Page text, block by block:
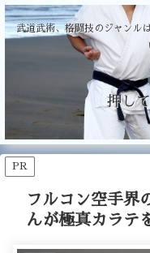
武道武術、格闘技のジャンル
押し
PR
フルコン空手
んが極真カラテ